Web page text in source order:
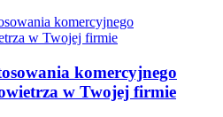
komercyjnego
w Twojej firmie